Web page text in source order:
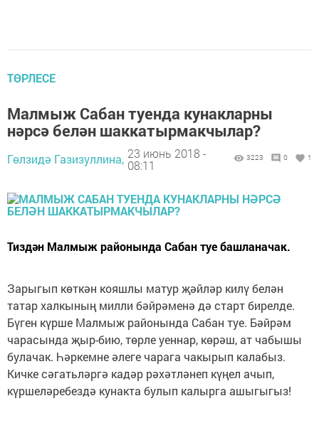
ТӨРЛЕСЕ
Малмыж Сабан туенда кунакларны
нәрсә белән шаккатырмакчылар?
Гөлзидә Газизуллина, 23 июнь 2018 -
08:11
3223 0 1
Тиздән Малмыж районында Сабан туе башланачак.
Зарыгып көткән кояшлы матур җәйләр килү белән
татар халкының милли бәйрәменә дә старт бирелде.
Бүген күрше Малмыж районында Сабан туе. Бәйрәм
чарасында җыр-бию, төрле уеннар, көрәш, ат чабышы
булачак. Һәркемне әлеге чарага чакырып калабыз.
Кичке сәгатьләргә кадәр рәхәтләнеп күңел ачып,
күршеләребездә кунакта булып калырга ашыгыгыз!